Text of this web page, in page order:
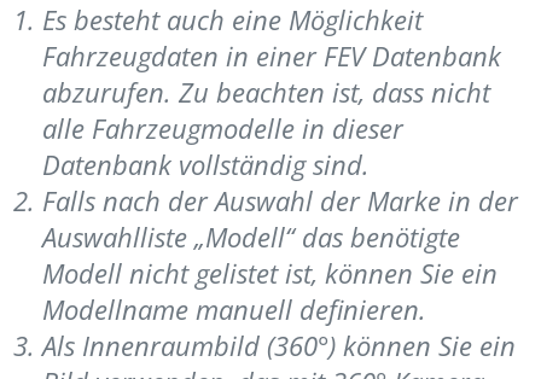
Es besteht auch eine Möglichkeit
Fahrzeugdaten in einer FEV Datenbank
abzurufen. Zu beachten ist, dass nicht
alle Fahrzeugmodelle in dieser
Datenbank vollständig sind.
Falls nach der Auswahl der Marke in der
Auswahlliste „Modell“ das benötigte
Modell nicht gelistet ist, können Sie ein
Modellname manuell definieren.
Als Innenraumbild (360°) können Sie ein